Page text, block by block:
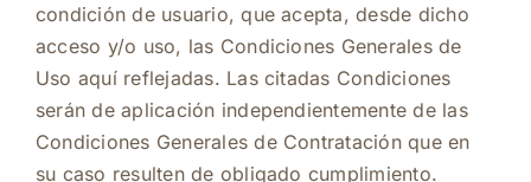
condición de usuario, que acepta, desde dicho
acceso y/o uso, las Condiciones Generales de
Uso aquí reflejadas. Las citadas Condiciones
serán de aplicación independientemente de las
Condiciones Generales de Contratación que en
su caso resulten de obligado cumplimiento.